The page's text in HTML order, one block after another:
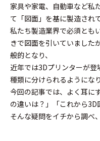
家具や家電、自動車など私
て「図面」を基に製造され
私たち製造業界で必須とも
きで図面を引いていました
般的となり、
近年では3Dプリンターが
種類に分けられるようにな
今回の記事では、よく耳に
の違いは？」「これから3D
そんな疑問をイチから調べ